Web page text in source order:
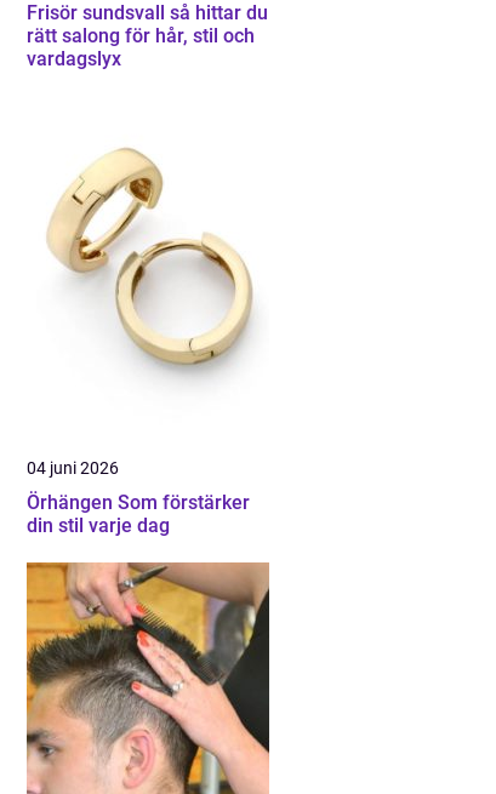
Frisör sundsvall så hittar du
rätt salong för hår, stil och
vardagslyx
04 juni 2026
Örhängen Som förstärker
din stil varje dag